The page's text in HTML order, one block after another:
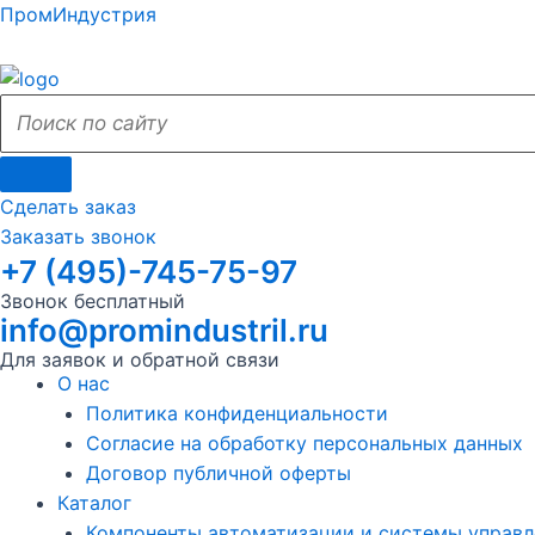
Перейти
содержимому
ПромИндустрия
Поиск
сайту
Поиск
Сделать заказ
Заказать звонок
+7 (495)-745-75-97
Звонок бесплатный
info@promindustril.ru
Для заявок и обратной связи
Меню
О нас
Политика конфиденциальности
Согласие на обработку персональных данных
Договор публичной оферты
Каталог
Поиск
сайту
Поиск
Меню